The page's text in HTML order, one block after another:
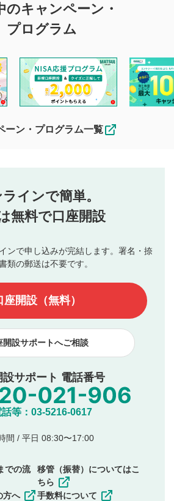
稿できます。（お名前とコメント
に関する注意
コンテンツに、評価およびコメントの
者は以下の注意事項をご理解のうえ、
ものとしてください。
聴される際の参考になるコメントをお
本注意事項に同意されたものとみなし
、もしくは利用者と第三者間のトラ
損害に対して一切の責任を負いませ
は当社にて審査のうえ、掲載となり
でに日数がかかる場合や掲載されない
ん。各動画コンテンツへの掲載をもっ
たします。ご了承ください。
ると判断された投稿内容は、掲載を
ざいます。
ンツとは無関係の内容の投稿
中傷や差別的表現投稿
反する内容の投稿
、電話番号など個人を特定できる情報の
への誘導や営利目的、広告・宣伝を目
（商標、著作権、その他の知的財産
不適切と判断した投稿
よびコメントの変更・削除はできま
のキャンペーン・
プログラム
ーン・プログラム一覧
インで簡単。
無料で口座開設
ンで申し込みが完結します。署名・捺
類の郵送は不要です。
座開設（無料）
開設サポートへご相談
設サポート 電話番号
話等：03-5216-0617
間 / 平日 08:30〜17:00
での流
方へ
移管（振替）についてはこ
ちら
手数料について